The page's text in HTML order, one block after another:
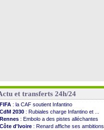
et transferts 24h/24
FIFA : la CAF soutient Infantino
CdM 2030 : Rubiales charge Infantino et ...
Rennes : Embolo a des pistes alléchantes
Côte d'Ivoire : Renard affiche ses ambitions